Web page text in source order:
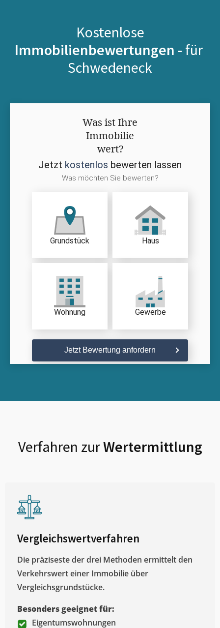
Kostenlose
Immobilienbewertungen - für
Schwedeneck
Was ist Ihre
Immobilie
wert?
Jetzt kostenlos bewerten lassen
Was möchten Sie bewerten?
Grundstück Haus
Wohnung Gewerbe
Jetzt Bewertung anfordern
Verfahren zurWertermittlung
Vergleichswertverfahren
Die präziseste der drei Methoden ermittelt den
Verkehrswert einer Immobilie über
Vergleichsgrundstücke.
Besonders geeignet für:
Eigentumswohnungen